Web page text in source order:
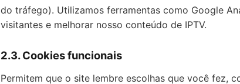
do tráfego). Utilizamos ferramentas como Google
visitantes e melhorar nosso conteúdo de IPTV.
2.3. Cookies funcionais
Permitem que o site lembre escolhas que você fez,